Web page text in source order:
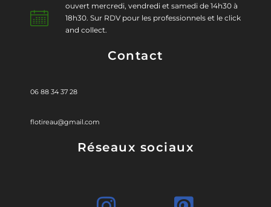
ouvert mercredi, vendredi et samedi de 14h30 à
18h30. Sur RDV pour les professionnels et le click
and collect.
Contact
06 88 34 37 28
flotireau@gmail.com
Réseaux sociaux